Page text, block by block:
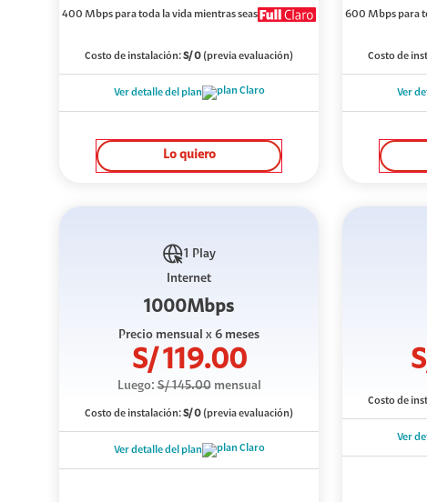
400 Mbpspara toda la vida mientras seas
Costo de instalación:S/0 (previa evaluación)
Ver detalle del plan
Lo quiero
600 Mbpspara
Costo de
Ver
1 Play
Internet
1000Mbps
Precio mensual x 6 meses
S/119.00
Luego:S/145.00mensual
Costo de instalación:S/0 (previa evaluación)
Ver detalle del plan
Costo de
Ver